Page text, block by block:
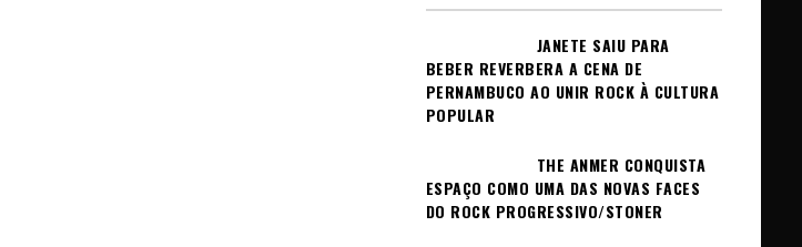
JANETE SAIU PARA
BEBER REVERBERA A CENA DE
PERNAMBUCO AO UNIR ROCK À CULTURA
POPULAR
THE ANMER CONQUISTA
ESPAÇO COMO UMA DAS NOVAS FACES
DO ROCK PROGRESSIVO/STONER